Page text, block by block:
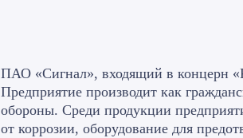
ПАО «Сигнал», входящий в концерн
Предприятие производит как
обороны. Среди продукции
от коррозии, оборудование для